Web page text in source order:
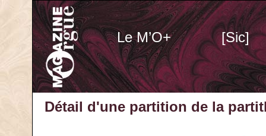
Le M’O+ [Sic]
Détail d'une partition de la